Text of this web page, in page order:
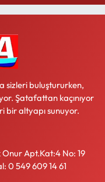
sizleri buluştururken,
Şatafattan kaçınıyor
bir altyapı sunuyor.
Onur Apt.Kat:4 No: 19
0 549 609 14 61